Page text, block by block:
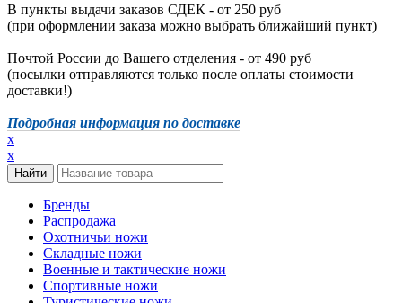
В пункты выдачи заказов СДЕК - от 250 руб
(при оформлении заказа можно выбрать ближайший пункт)
Почтой России до Вашего отделения - от 490 руб
(посылки отправляются только после оплаты стоимости
доставки!)
Подробная информация по доставке
x
x
Бренды
Распродажа
Охотничьи ножи
Складные ножи
Военные и тактические ножи
Спортивные ножи